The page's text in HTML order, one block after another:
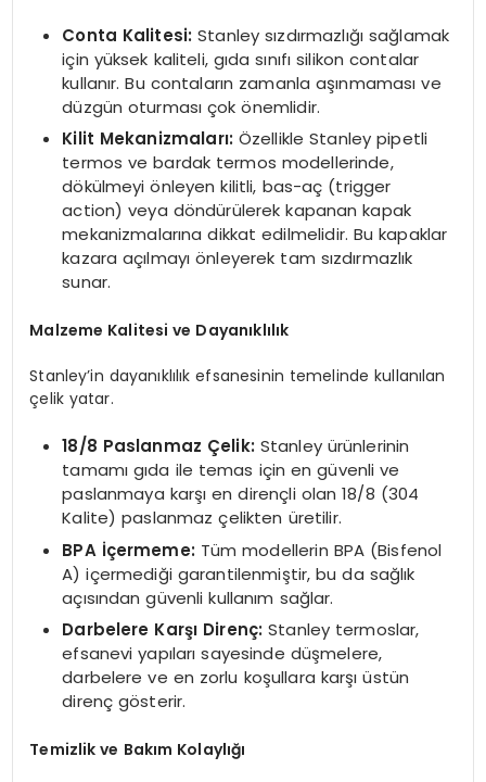
Conta Kalitesi: Stanley sızdırmazlığı sağlamak
için yüksek kaliteli, gıda sınıfı silikon contalar
kullanır. Bu contaların zamanla aşınmaması ve
düzgün oturması çok önemlidir.
Kilit Mekanizmaları: Özellikle Stanley pipetli
termos ve bardak termos modellerinde,
dökülmeyi önleyen kilitli, bas-aç (trigger
action) veya döndürülerek kapanan kapak
mekanizmalarına dikkat edilmelidir. Bu kapaklar
kazara açılmayı önleyerek tam sızdırmazlık
sunar.
Malzeme Kalitesi ve Dayanıklılık
Stanley’in dayanıklılık efsanesinin temelinde kullanılan
çelik yatar.
18/8 Paslanmaz Çelik: Stanley ürünlerinin
tamamı gıda ile temas için en güvenli ve
paslanmaya karşı en dirençli olan 18/8 (304
Kalite) paslanmaz çelikten üretilir.
BPA İçermeme: Tüm modellerin BPA (Bisfenol
A) içermediği garantilenmiştir, bu da sağlık
açısından güvenli kullanım sağlar.
Darbelere Karşı Direnç: Stanley termoslar,
efsanevi yapıları sayesinde düşmelere,
darbelere ve en zorlu koşullara karşı üstün
direnç gösterir.
Temizlik ve Bakım Kolaylığı